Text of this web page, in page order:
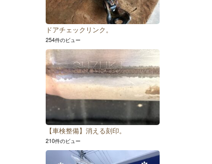
ドアチェックリンク。
254件のビュー
【車検整備】消える刻印。
210件のビュー